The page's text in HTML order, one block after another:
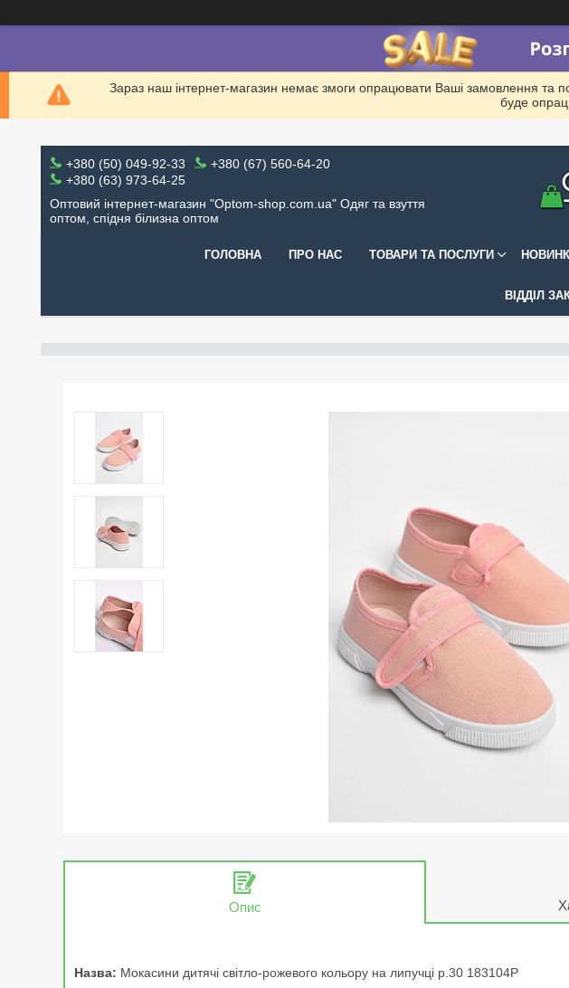
Зараз наш інтернет-магазин немає змоги опрацювати Ваші замовлення та
буде
+380 (50) 049-92-33
+380 (67) 560-64-20
+380 (63) 973-64-25
Оптовий інтернет-магазин "Optom-shop.com.ua" Одяг та взуття
оптом, спідня білизна оптом
ГОЛОВНА ПРО НАС ТОВАРИ ТА ПОСЛУГИ
ВІДДІЛ
Опис
Назва: Мокасини дитячі світло-рожевого кольору на липучці р.30 183104P